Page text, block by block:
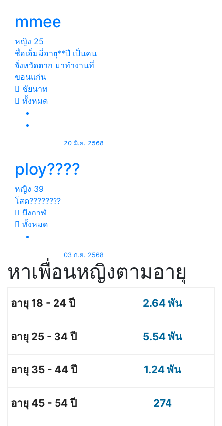
mmee
หญิง 25
ชื่อเอ็มมี่อายุ**ปี เป็นคน
จั่งหวัดตาก มาทำงานที่
ขอนแก่น
ชัยนาท
ทั้งหมด
20 มิ.ย. 2568
ploy????
หญิง 39
โสด????????
บึงกาฬ
ทั้งหมด
03 ก.ย. 2568
หาเพื่อนหญิงตามอายุ
2.64 พัน
5.54 พัน
1.24 พัน
274